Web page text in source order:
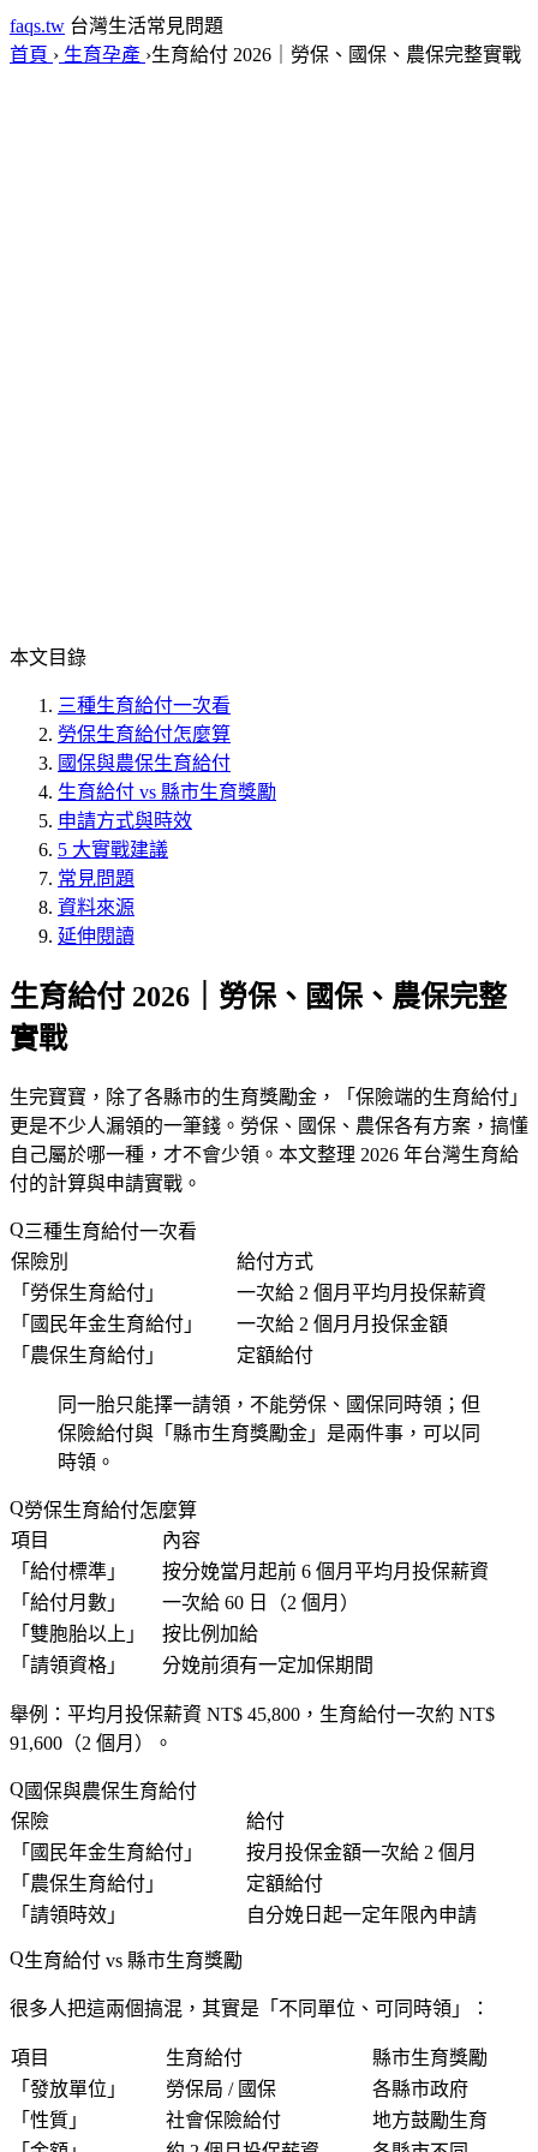
faqs.tw 台灣生活常見問題
首頁 › 生育孕產 ›生育給付 2026｜勞保、國保、農保完整實戰
本文目錄
三種生育給付一次看
勞保生育給付怎麼算
國保與農保生育給付
生育給付 vs 縣市生育獎勵
申請方式與時效
5 大實戰建議
常見問題
資料來源
延伸閱讀
生育給付 2026｜勞保、國保、農保完整
實戰
生完寶寶，除了各縣市的生育獎勵金，「 保險端的生育給付 」
更是不少人漏領的一筆錢。勞保、國保、農保各有方案，搞懂
自己屬於哪一種，才不會少領。本文整理 2026 年台灣生育給
付的計算與申請實戰。
三種生育給付一次看
保險別
給付方式
「 勞保生育給付 」
一次給 2 個月平均月投保薪資
「 國民年金生育給付 」
一次給 2 個月月投保金額
「 農保生育給付 」 定額給付
同一胎只能擇一請領，不能勞保、國保同時領；但
保險給付與「 縣市生育獎勵金 」是兩件事，可以同
時領。
勞保生育給付怎麼算
項目
內容
「 給付標準 」
按分娩當月起前 6 個月平均月投保薪資
「 給付月數 」
一次給 60 日（2 個月）
「 雙胞胎以上 」
按比例加給
「 請領資格 」 分娩前須有一定加保期間
舉例：平均月投保薪資 NT$ 45,800，生育給付一次約 NT$
91,600（2 個月）。
國保與農保生育給付
保險
給付
「 國民年金生育給付 」
按月投保金額一次給 2 個月
「 農保生育給付 」
定額給付
「 請領時效 」 自分娩日起一定年限內申請
生育給付 vs 縣市生育獎勵
很多人把這兩個搞混，其實是「 不同單位、可同時領 」：
項目 生育給付
縣市生育獎勵
「 發放單位 」 勞保局 / 國保
各縣市政府
「 性質 」 社會保險給付
地方鼓勵生育